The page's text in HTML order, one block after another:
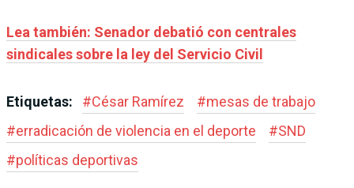
Lea también: Senador debatió con centrales
sindicales sobre la ley del Servicio Civil
Etiquetas: #César Ramírez #mesas de trabajo
#erradicación de violencia en el deporte #SND
#políticas deportivas